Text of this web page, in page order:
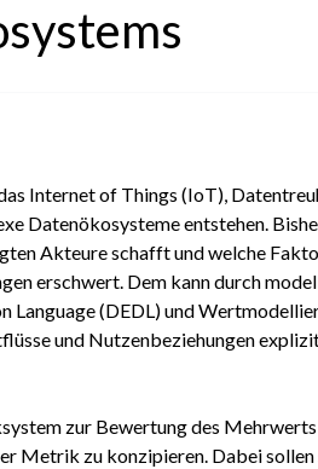
Internet of Things (IoT),
Datenökosysteme entstehen.
Akteure schafft und welche
erschwert. Dem kann durch
(DEDL) und
und Nutzenbeziehungen
zur Bewertung des
Metrik zu konzipieren. Dabei